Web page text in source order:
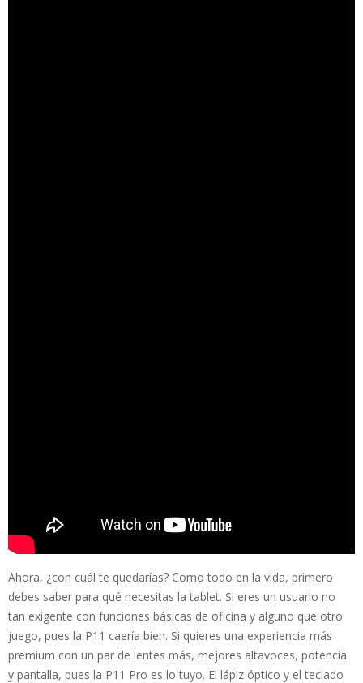
Ahora, ¿con cuál te quedarías? Como todo en la vida, primero
debes saber para qué necesitas la tablet. Si eres un usuario no
tan exigente con funciones básicas de oficina y alguno que otro
juego, pues la P11 caería bien. Si quieres una experiencia más
premium con un par de lentes más, mejores altavoces, potencia
y pantalla, pues la P11 Pro es lo tuyo. El lápiz óptico y el teclado